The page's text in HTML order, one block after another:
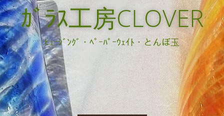
ｶﾞﾗｽ工房CLOVER
ﾋｭｰｼﾞﾝｸﾞ・ﾍﾟｰﾊﾟｰｳｪｲﾄ・とんぼ玉